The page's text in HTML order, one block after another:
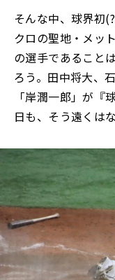
そんな中、球界初
クロの聖地・メッ
の選手であること
ろう。田中将大、
「岸潤一郎」が『
日も、そう遠くは